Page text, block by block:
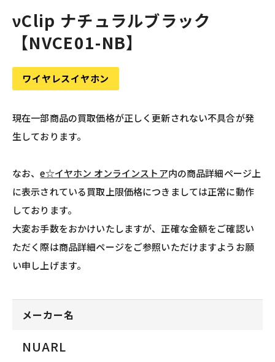
νClip ナチュラルブラック
【NVCE01-NB】
ワイヤレスイヤホン
現在一部商品の買取価格が正しく更新されない不具合が発
生しております。
なお、e☆イヤホン オンラインストア内の商品詳細ページ上
に表示されている買取上限価格につきましては正常に動作
しております。
大変お手数をおかけいたしますが、正確な金額をご確認い
ただく際は商品詳細ページをご参照いただけますようお願
い申し上げます。
メーカー名
NUARL